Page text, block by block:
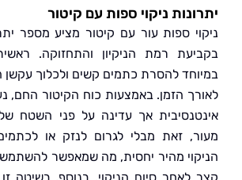
ניקוי ספות עם קיטור
ספות עור עם קיטור מציע מספר יתרונות
רמת הניקיון והתחזוקה. ראשית,
להסרת כתמים קשים ולכלוך עקשן המתקבל
הזמן. באמצעות כוח הקיטור החם, נעשית
אך עדינה על פני השטח של כל
זאת מבלי לגרום לנזק או לכתמים
מהיר יחסית, מה שמאפשר להשתמש בספה